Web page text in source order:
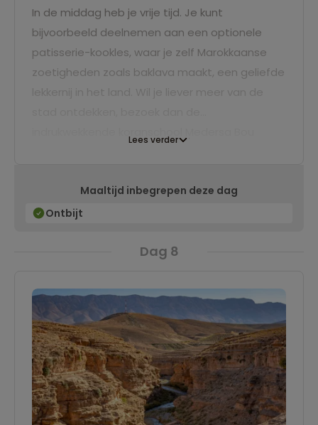
In de middag heb je vrije tijd. Je kunt
bijvoorbeeld deelnemen aan een optionele
patisserie-kookles, waar je zelf Marokkaanse
zoetigheden zoals baklava maakt, een geliefde
je naar de Marinid Tombs wandelen. Vanaf dit
uitzichtpunt kijk je uit over Fes en geniet je van
Lees verder
Maaltijd inbegrepen deze dag
Ontbijt
Dag 8